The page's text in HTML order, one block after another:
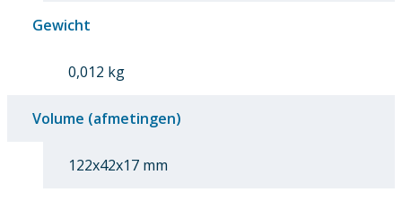
Gewicht
0,012 kg
Volume (afmetingen)
122x42x17 mm